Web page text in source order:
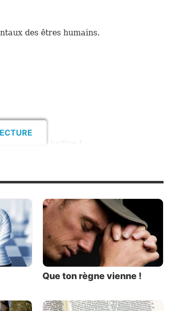
des êtres humains.
de justice !
souffrances engendrent
nous échappe-t-elle ?
traiter équitablement et
les écrits de Platon sur
avant Christ, reflètent-ils
? Qu’en avait conclu le
l’injustice quand ils
de le faire. L’égoïsme,
Que ton règne vienne !